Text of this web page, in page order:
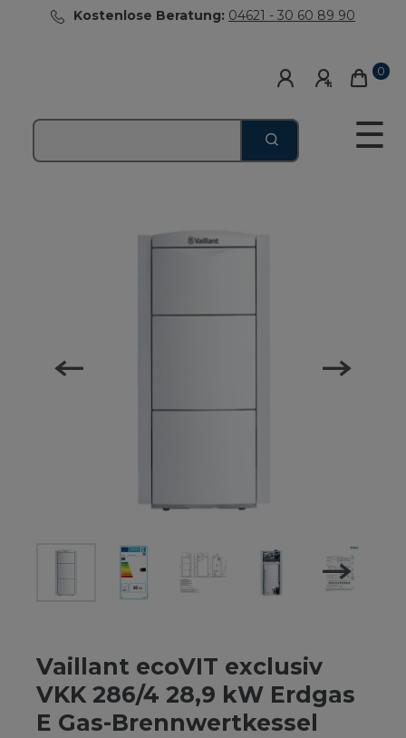
Kostenlose Beratung: 04621 - 30 60 89 90
0
☰
Vaillant ecoVIT exclusiv
VKK 286/4 28,9 kW Erdgas
E Gas-Brennwertkessel